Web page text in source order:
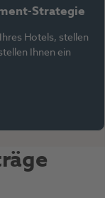
Strategie
Hotels, stellen
Ihnen ein